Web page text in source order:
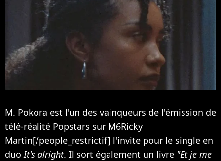
M. Pokora est l'un des vainqueurs de l'émission de
télé-réalité Popstars sur M6Ricky
Martin[/people_restrictif] l'invite pour le single en
duo It's alright. Il sort également un livre "Et je me